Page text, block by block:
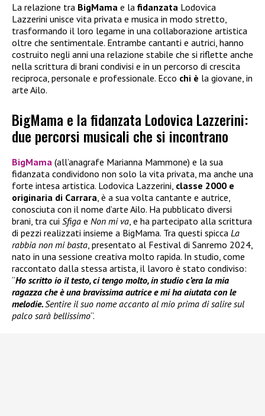
La relazione tra BigMama e la fidanzata Lodovica
Lazzerini unisce vita privata e musica in modo stretto,
trasformando il loro legame in una collaborazione artistica
oltre che sentimentale. Entrambe cantanti e autrici, hanno
costruito negli anni una relazione stabile che si riflette anche
nella scrittura di brani condivisi e in un percorso di crescita
reciproca, personale e professionale. Ecco chi è la giovane, in
arte Ailo.
BigMama e la fidanzata Lodovica Lazzerini:
due percorsi musicali che si incontrano
BigMama (all’anagrafe Marianna Mammone) e la sua
fidanzata condividono non solo la vita privata, ma anche una
forte intesa artistica. Lodovica Lazzerini, classe 2000 e
originaria di Carrara, è a sua volta cantante e autrice,
conosciuta con il nome d’arte Ailo. Ha pubblicato diversi
brani, tra cui Sfiga e Non mi va, e ha partecipato alla scrittura
di pezzi realizzati insieme a BigMama. Tra questi spicca La
rabbia non mi basta, presentato al Festival di Sanremo 2024,
nato in una sessione creativa molto rapida. In studio, come
raccontato dalla stessa artista, il lavoro è stato condiviso:
“Ho scritto io il testo, ci tengo molto, in studio c’era la mia
ragazza che è una bravissima autrice e mi ha aiutata con le
melodie.Sentire il suo nome accanto al mio prima di salire sul
palco sarà bellissimo“.